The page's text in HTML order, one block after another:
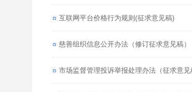
互联网平台价格行为规则(征求意见稿)
慈善组织信息公开办法（修订征求意见稿）
市场监督管理投诉举报处理办法（征求意见